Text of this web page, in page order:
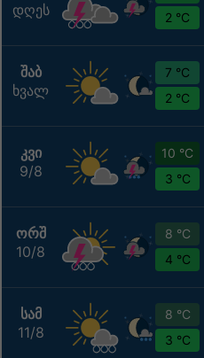
დღეს
2 °C
ᲨᲐᲑ
ხვალ
7 °C
2 °C
ᲙᲕᲘ
9/8
10 °C
3 °C
ᲝᲠᲨ
10/8
8 °C
4 °C
ᲡᲐᲛ
11/8
8 °C
3 °C